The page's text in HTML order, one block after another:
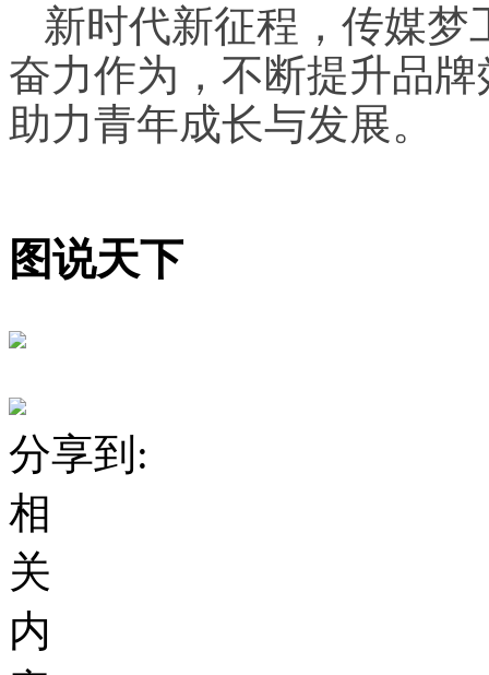
新时代新征程，传媒
奋力作为，不断提升品
助力青年成长与发展。
图说天下
分享到:
相
关
内